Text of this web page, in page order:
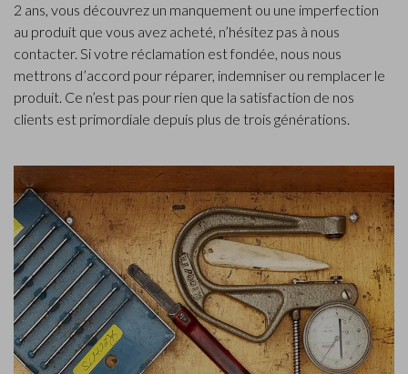
2 ans, vous découvrez un manquement ou une imperfection
au produit que vous avez acheté, n’hésitez pas à nous
contacter. Si votre réclamation est fondée, nous nous
mettrons d’accord pour réparer, indemniser ou remplacer le
produit. Ce n’est pas pour rien que la satisfaction de nos
clients est primordiale depuis plus de trois générations.